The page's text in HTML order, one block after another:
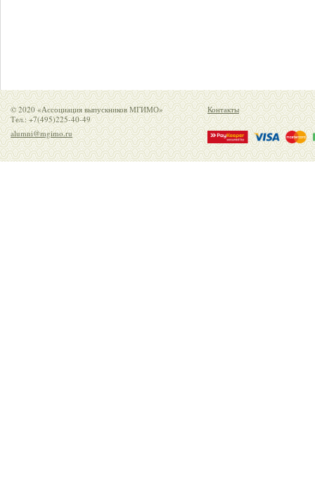
© 2020 «Ассоциация выпускников МГИМО»
Тел.: +7(495)225-40-49
alumni@mgimo.ru
Контакты